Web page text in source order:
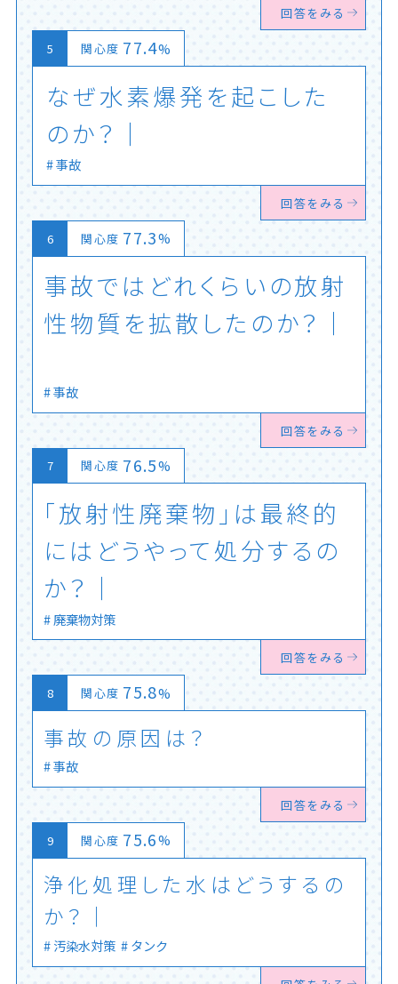
回答をみる
関心度 77.4%
なぜ水素爆発を起 こ した
のか？
事故
回答をみる
関心度 77.3%
事故で は どれく ら いの放射
性物質を拡散 した のか？
事故
回答をみる
関心度 76.5%
「放射性廃棄物 」 は最終的
に は どうやって処分する の
か？
廃棄物対策
回答をみる
関心度 75.8%
事故 の 原因 は ？
事故
回答をみる
関心度 75.6%
浄化 処 理 し た 水 は どう す る の
か ？
汚染水対策 タンク